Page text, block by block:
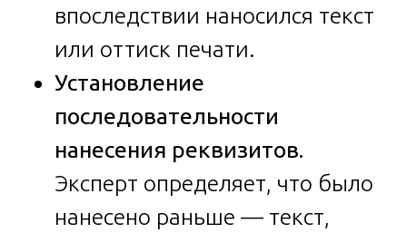
впоследствии наносился текст
или оттиск печати.
Установление
последовательности
нанесения реквизитов.
Эксперт определяет, что было
нанесено раньше — текст,